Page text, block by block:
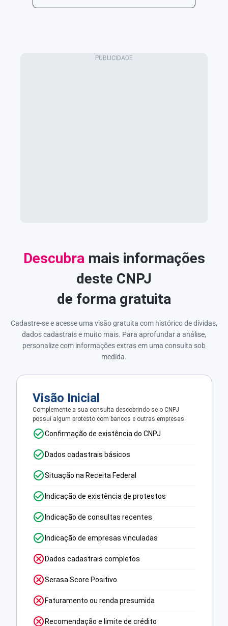
Descubra mais informações
deste CNPJ
de forma gratuita
Cadastre-se e acesse uma visão gratuita com histórico de dívidas,
dados cadastrais e muito mais. Para aprofundar a análise,
personalize com informações extras em uma consulta sob
medida.
Visão Inicial
Complemente a sua consulta descobrindo se o CNPJ
possui algum protesto com bancos e outras empresas.
Confirmação de existência do CNPJ
Dados cadastrais básicos
Situação na Receita Federal
Indicação de existência de protestos
Indicação de consultas recentes
Indicação de empresas vinculadas
Dados cadastrais completos
Serasa Score Positivo
Faturamento ou renda presumida
Recomendação e limite de crédito